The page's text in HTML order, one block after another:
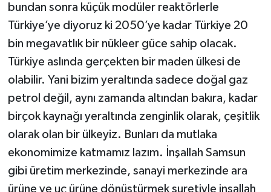
bundan sonra küçük modüler reaktörlerle
Türkiye’ye diyoruz ki 2050’ye kadar Türkiye 20
bin megavatlık bir nükleer güce sahip olacak.
Türkiye aslında gerçekten bir maden ülkesi de
olabilir. Yani bizim yeraltında sadece doğal gaz
petrol değil, aynı zamanda altından bakıra, kadar
birçok kaynağı yeraltında zenginlik olarak, çeşitlik
olarak olan bir ülkeyiz. Bunları da mutlaka
ekonomimize katmamız lazım. İnşallah Samsun
gibi üretim merkezinde, sanayi merkezinde ara
ürüne ve uç ürüne dönüştürmek suretiyle inşallah